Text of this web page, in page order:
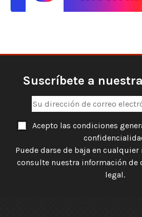
Suscríbete a
Acepto las condiciones
Puede darse de baja en cualquier
consulte nuestra información de
legal.